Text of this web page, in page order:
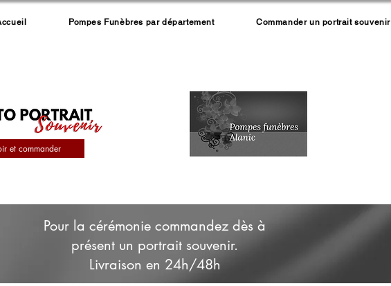
Pompes Funèbres par département Commander un portrait souvenir
et commander
Pour la cérémonie commandez dès à
présent un portrait souvenir.
Livraison en 24h/48h